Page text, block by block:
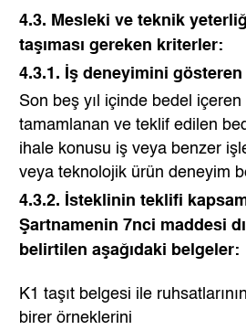
4.3. Mesleki ve teknik
taşıması gereken kriterler:
4.3.1. İş deneyimini
Son beş yıl içinde bedel
tamamlanan ve teklif edilen
ihale konusu iş veya benzer
veya teknolojik ürün deneyim
4.3.2. İsteklinin teklifi
Şartnamenin 7nci maddesi
belirtilen aşağıdaki belgeler:
K1 taşıt belgesi ile
birer örneklerini